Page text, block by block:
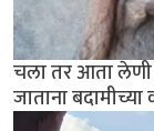
चला तर आता लेणी
जाताना